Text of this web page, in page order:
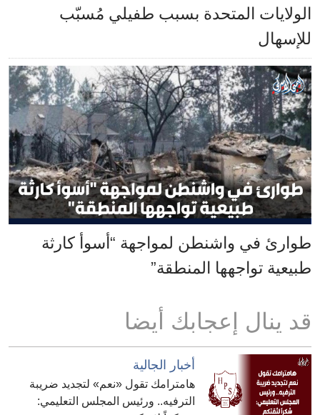
الولايات المتحدة بسبب طفيلي مُسبّب
للإسهال
طوارئ في واشنطن لمواجهة “أسوأ كارثة
طبيعية تواجهها المنطقة”
قد ينال إعجابك أيضا
أخبار الجالية
هامترامك تقول «نعم» لتجديد ضريبة
الترفيه.. ورئيس المجلس التعليمي: